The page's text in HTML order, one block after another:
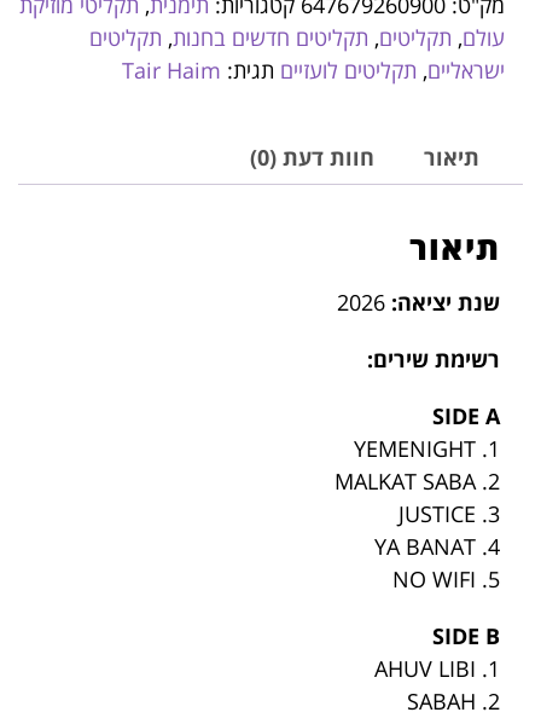
עולם, תקליטים, תקליטים חדשים בחנות, תקליטים
ישראליים, תקליטים לועזיים תגית: Tair Haim
תיאור חוות דעת (0)
תיאור
שנת יציאה:
:רשימת שירים
SIDE A
1. YEMENIGHT
2. MALKAT SABA
3. JUSTICE
4. YA BANAT
5. NO WIFI
SIDE B
1. AHUV LIBI
2. SABAH